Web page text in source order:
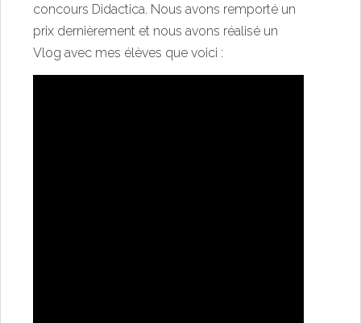
concours Didactica. Nous avons remporté un
prix dernièrement et nous avons réalisé un
Vlog avec mes élèves que voici :